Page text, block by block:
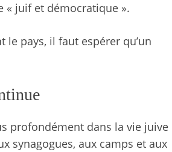
« juif et démocratique ».
pays, il faut espérer qu’un
profondément dans la vie juive
synagogues, aux camps et aux